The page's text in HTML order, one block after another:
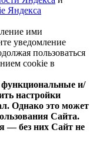
Яндекса
ими
уведомление
пользоваться
cookie в
и/
настройки
Однако это может
Сайта.
— без них Сайт не